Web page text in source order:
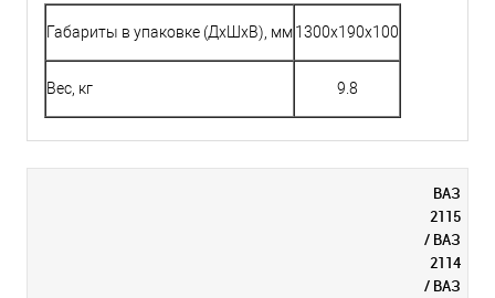
Габариты в упаковке (ДхШхВ), мм1300x190x100
Вес, кг 9.8
ВАЗ
2115
/ ВАЗ
2114
/ ВАЗ